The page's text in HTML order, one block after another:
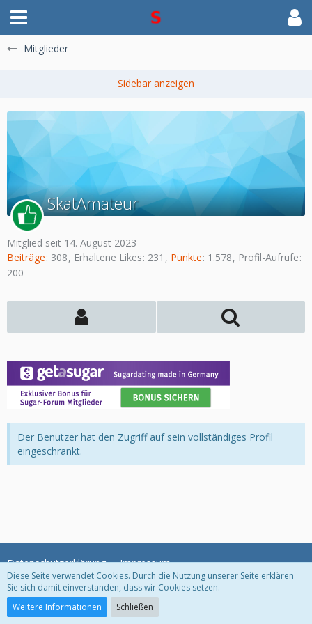
Mitglieder
SkatAmateur
Mitglied seit 14. August 2023
Beiträge 308 Erhaltene Likes 231 Punkte 1.578
Profil-Aufrufe
200
Der Benutzer hat den Zugriff auf sein vollständiges Profil
eingeschränkt.
Datenschutzerklärung Impressum
Community-Software:
Diese Seite verwendet Cookies. Durch die Nutzung unserer Seite erklären
Sie sich damit einverstanden, dass wir Cookies setzen.
Weitere Informationen
Schließen